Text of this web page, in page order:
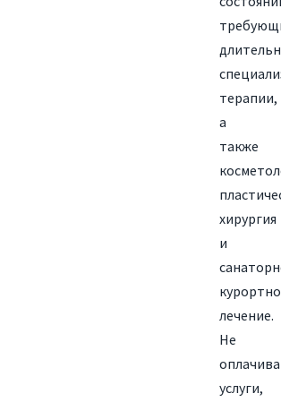
терапии,
а
также
хирургия
и
лечение.
Не
услуги,